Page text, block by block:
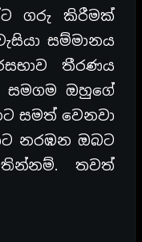
ගරු කිරීමක්
සම්මානය
තීරණය
සමගම ඔහුගේ
සමත් වෙනවා
නරඹන ඔබට
තවත්